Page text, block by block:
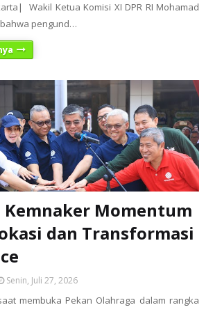
Wakil Ketua Komisi XI DPR RI Mohamad
pengund…
Kemnaker Momentum
dan Transformasi
Senin, Juli 27, 2026
membuka Pekan Olahraga dalam rangka